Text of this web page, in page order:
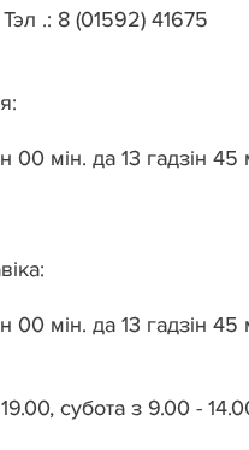
.: 8 (01592) 41675
мін. да 13 гадзін 45
мін. да 13 гадзін 45
субота з 9.00 -